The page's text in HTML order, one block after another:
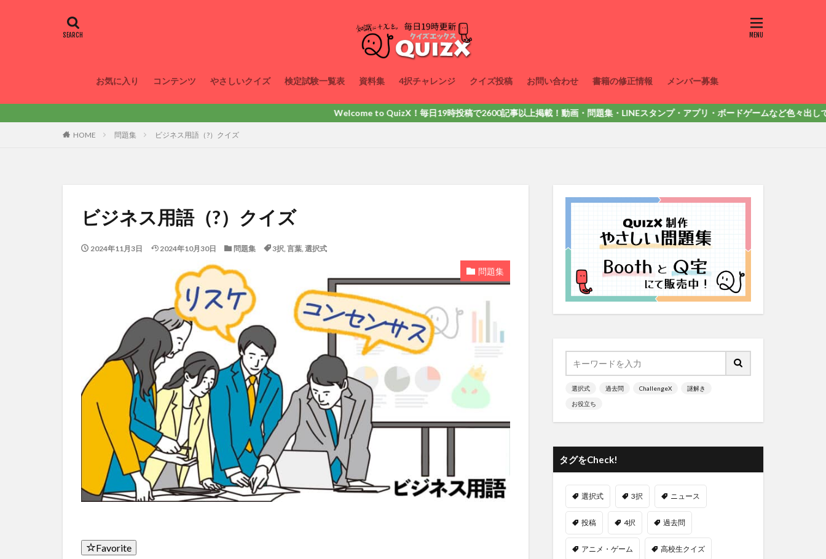
お気に入り コンテンツ やさしいクイズ 検定試験一覧表 資料集 4択チャレンジ クイズ投稿 お問い合わせ 書籍の修正情報 メンバー募集
Welcome to QuizX！毎日19時投稿で2600記事以上掲載！動画・問題集・LINEスタンプ・アプリ・ボードゲームなど色々出しています。詳しく
HOME 問題集 ビジネス用語（?）クイズ
ビジネス用語（?）クイズ
2024年11月3日 2024年10月30日 問題集 3択, 言葉, 選択式
問題集
Favorite
選択式 過去問 ChallengeX 謎解き
お役立ち
タグをCheck!
選択式 3択 ニュース
投稿 4択 過去問
アニメ・ゲーム 高校生クイズ